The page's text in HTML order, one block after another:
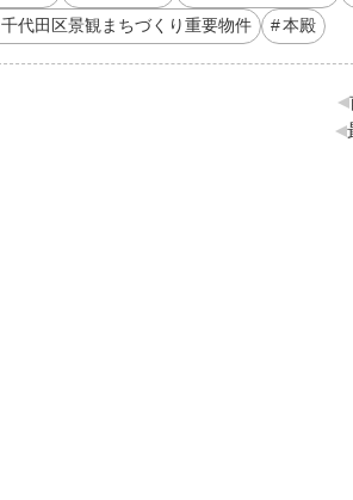
千代田区景観まちづくり重要物件
本殿